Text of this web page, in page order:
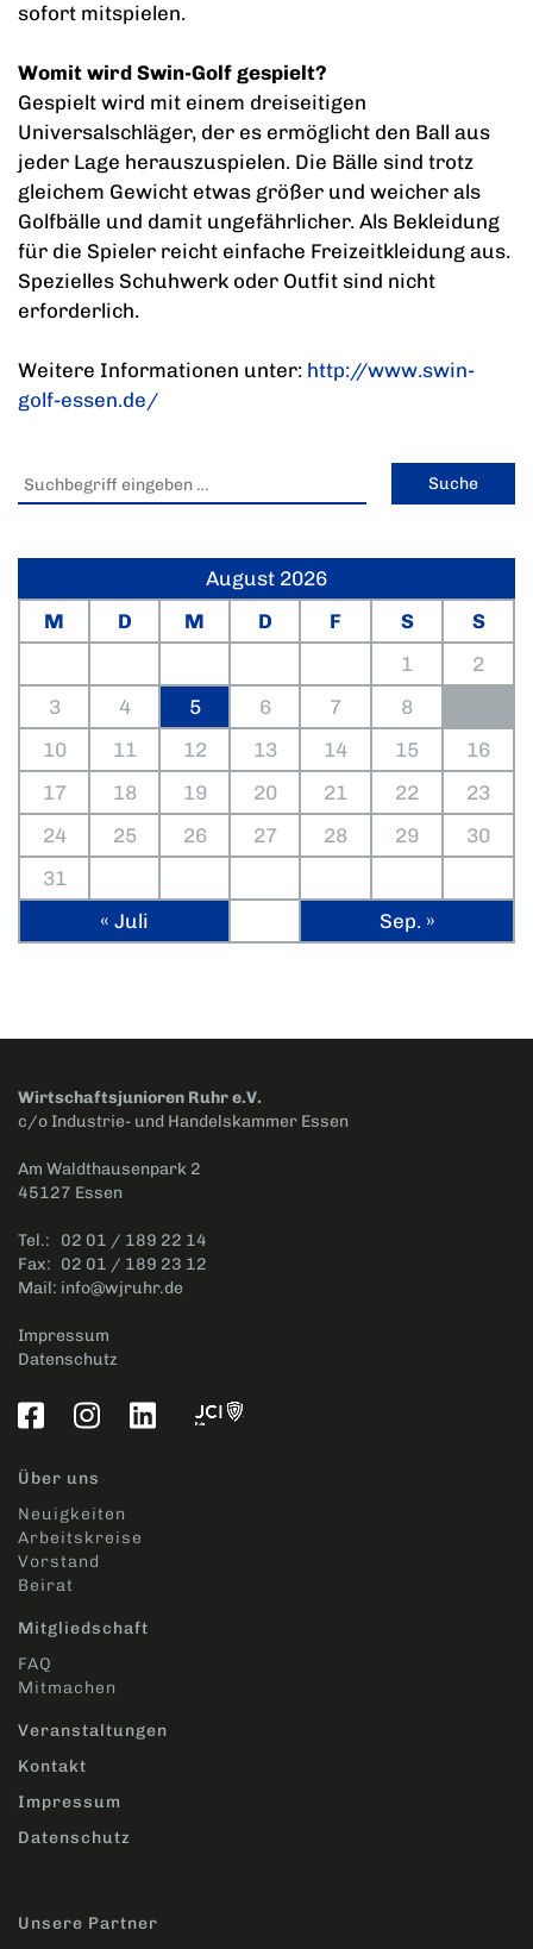
sofort mitspielen.
Womit wird Swin-Golf gespielt?
Gespielt wird mit einem dreiseitigen
Universalschläger, der es ermöglicht den Ball aus
jeder Lage herauszuspielen. Die Bälle sind trotz
gleichem Gewicht etwas größer und weicher als
Golfbälle und damit ungefährlicher. Als Bekleidung
für die Spieler reicht einfache Freizeitkleidung aus.
Spezielles Schuhwerk oder Outfit sind nicht
erforderlich.
Weitere Informationen unter: http://www.swin-
golf-essen.de/
August 2026
M
D M D F S
S
1
2
3
4 5 6 7 8
10
11 12 13 14 15
16
17
18 19 20 21 22
23
24
25 26 27 28 29
30
31
« Juli
Sep. »
Wirtschaftsjunioren Ruhr e.V.
c/o Industrie- und Handelskammer Essen
Am Waldthausenpark 2
45127 Essen
Tel.:
02 01 / 189 22 14
Fax: 02 01 / 189 23 12
Mail: info@wjruhr.de
Impressum
Datenschutz
Über uns
Neuigkeiten
Arbeitskreise
Vorstand
Beirat
Mitgliedschaft
FAQ
Mitmachen
Veranstaltungen
Kontakt
Impressum
Datenschutz
Unsere Partner